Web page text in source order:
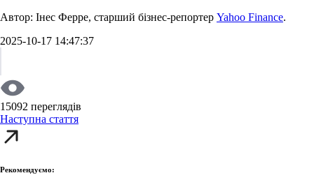
Автор: Інес Ферре, старший бізнес-репортер Yahoo Finance.
2025-10-17 14:47:37
15092 переглядів
Наступна стаття
Рекомендуємо: